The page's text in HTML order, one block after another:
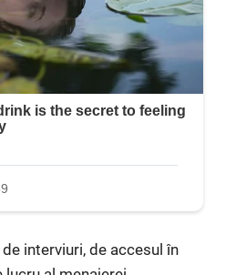
interviuri, de accesul în